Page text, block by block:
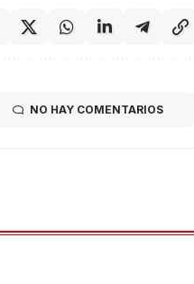
NO HAY COMENTARIOS